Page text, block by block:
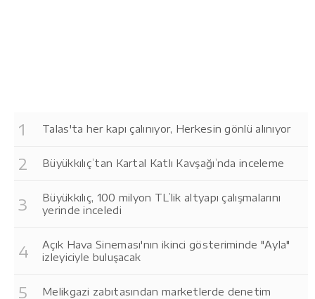
Talas'ta her kapı çalınıyor, Herkesin gönlü alınıyor
Büyükkılıç’tan Kartal Katlı Kavşağı’nda inceleme
Büyükkılıç, 100 milyon TL’lik altyapı çalışmalarını
yerinde inceledi
Açık Hava Sineması'nın ikinci gösteriminde "Ayla"
izleyiciyle buluşacak
Melikgazi zabıtasından marketlerde denetim